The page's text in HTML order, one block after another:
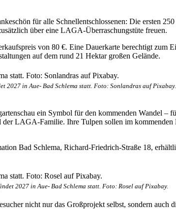
für alle Schnellentschlossenen: Die ersten
über eine LAGA-Überraschungstüte freuen.
von 80 €. Eine Dauerkarte berechtigt zum
auf dem rund 21 Hektar großen Gelände.
2027 in Aue- Bad Schlema statt. Foto: Sonlandras auf Pixabay.
ein Symbol für den kommenden Wandel
LAGA-Familie. Ihre Tulpen sollen im
Bad Schlema, Richard-Friedrich-Straße 18,
2027 in Aue- Bad Schlema statt. Foto: Rosel auf Pixabay.
nicht nur das Großprojekt selbst, sondern